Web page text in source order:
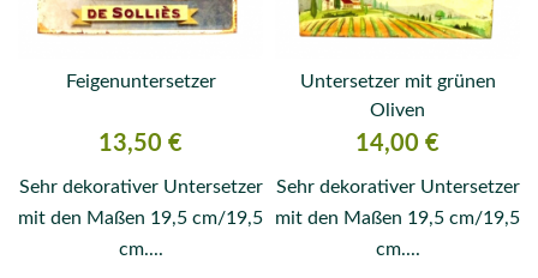
Feigenuntersetzer
Preis
13,50 €
Sehr dekorativer Untersetzer
mit den Maßen 19,5 cm/19,5
cm....
Untersetzer mit grünen
Oliven
Preis
14,00 €
Sehr dekorativer Untersetzer
mit den Maßen 19,5 cm/19,5
cm....